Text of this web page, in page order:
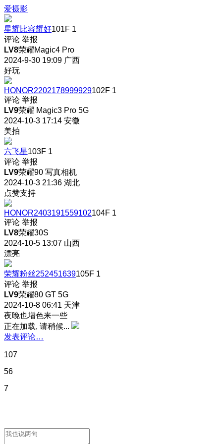
爱摄影
星耀比容耀好101F 1
评论 举报
LV8荣耀Magic4 Pro
2024-9-30 19:09 广西
好玩
HONOR2202178999929102F 1
评论 举报
LV9荣耀 Magic3 Pro 5G
2024-10-3 17:14 安徽
美拍
六飞星103F 1
评论 举报
LV9荣耀90 写真相机
2024-10-3 21:36 湖北
点赞支持
HONOR2403191559102104F 1
评论 举报
LV8荣耀30S
2024-10-5 13:07 山西
漂亮
荣耀粉丝252451639105F 1
评论 举报
LV9荣耀80 GT 5G
2024-10-8 06:41 天津
夜晚也增色来一些
正在加载, 请稍候...
发表评论…
107
56
7